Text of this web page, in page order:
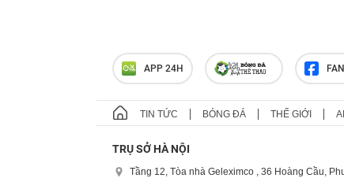
APP 24H
TIN TỨC BÓNG ĐÁ THẾ GIỚI
TRỤ SỞ HÀ NỘI
Tầng 12, Tòa nhà Geleximco , 36 Hoàng Cầu,